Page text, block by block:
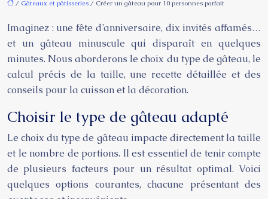
/ Gâteaux et pâtisseries / Créer un gâteau pour 10 personnes parfait
Imaginez : une fête d’anniversaire, dix invités affamés…
et un gâteau minuscule qui disparaît en quelques
minutes. Nous aborderons le choix du type de gâteau, le
calcul précis de la taille, une recette détaillée et des
conseils pour la cuisson et la décoration.
Choisir le type de gâteau adapté
Le choix du type de gâteau impacte directement la taille
et le nombre de portions. Il est essentiel de tenir compte
de plusieurs facteurs pour un résultat optimal. Voici
quelques options courantes, chacune présentant des